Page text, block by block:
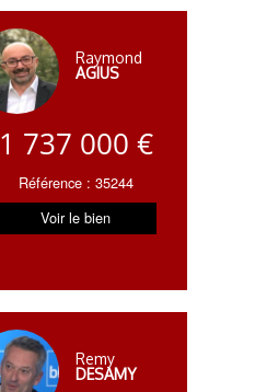
Raymond
AGIUS
1 737 000 €
Référence : 35244
Voir le bien
Remy
DESAMY